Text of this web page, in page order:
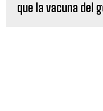
que la vacuna del